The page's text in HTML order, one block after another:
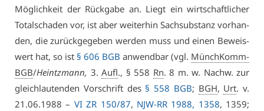
Mög­lich­keit der Rück­ga­be an. Liegt ein wirt­schaft­li­cher
To­tal­scha­den vor, ist aber wei­ter­hin Sach­sub­stanz vor­han­
den, die zu­rück­ge­ge­ben wer­den muss und ei­nen Be­weis­
wert hat, so ist § 606 BGB an­wend­bar (vgl. MünchKomm-
BGB/Heint­zmann, 3. Aufl., § 558 Rn. 8 m. w. Nachw. zur
gleich­lau­ten­den Vor­schrift des § 558 BGB; BGH, Urt. v.
21.06.1988 – VI ZR 150/87, NJW-RR 1988, 1358, 1359;